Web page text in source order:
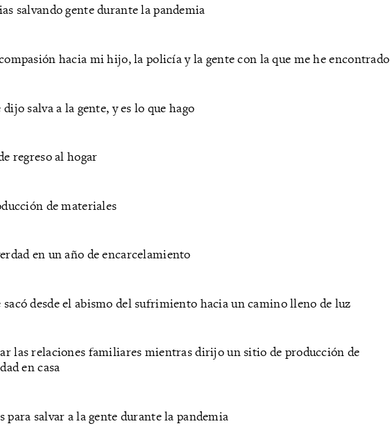
salvando gente durante la pandemia
hacia mi hijo, la policía y la gente con la que me he encontrado
salva a la gente, y es lo que hago
regreso al hogar
de materiales
en un año de encarcelamiento
desde el abismo del sufrimiento hacia un camino lleno de luz
las relaciones familiares mientras dirijo un sitio de producción de
en casa
para salvar a la gente durante la pandemia